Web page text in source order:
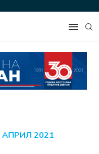
АПРИЛ 2021